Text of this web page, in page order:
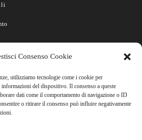
Consenso Cookie
utilizziamo tecnologie come i cookie per
informazioni del dispositivo. Il consenso a queste
dati come il comportamento di navigazione o ID
o ritirare il consenso può influire negativamente